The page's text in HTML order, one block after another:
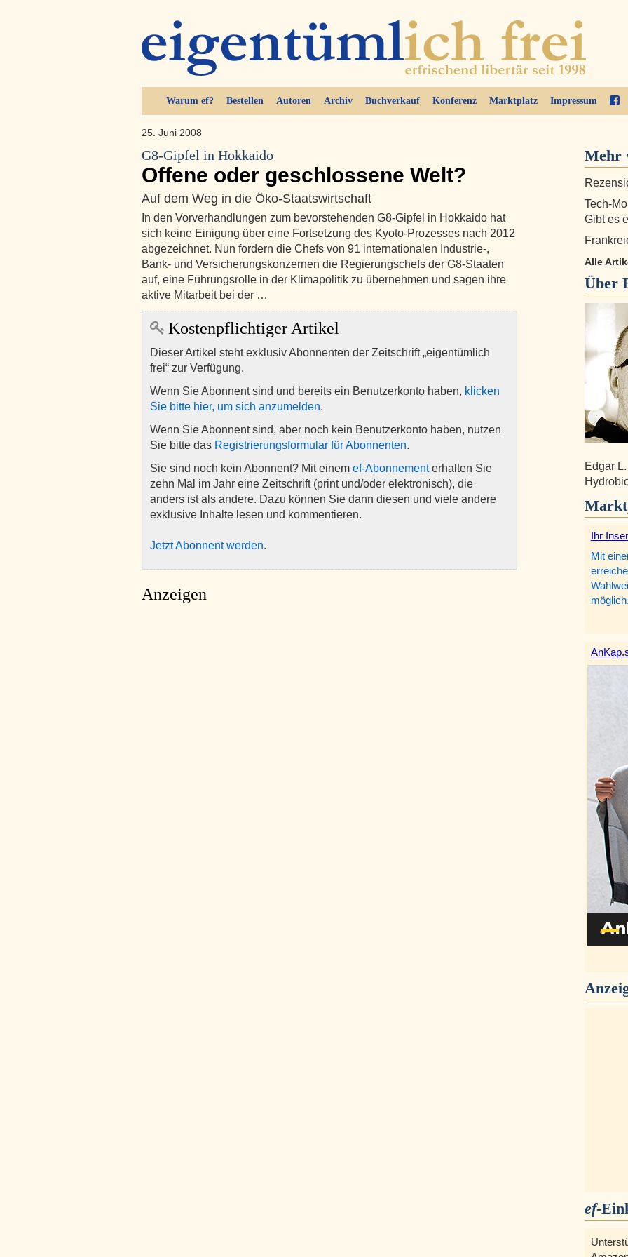
Warum ef? Bestellen Autoren Archiv Buchverkauf Konferenz Marktplatz Impressum
25. Juni 2008
G8-Gipfel in Hokkaido
Offene oder geschlossene Welt?
Auf dem Weg in die Öko-Staatswirtschaft
In den Vorverhandlungen zum bevorstehenden G8-Gipfel in Hokkaido hat
sich keine Einigung über eine Fortsetzung des Kyoto-Prozesses nach 2012
abgezeichnet. Nun fordern die Chefs von 91 internationalen Industrie-,
Bank- und Versicherungskonzernen die Regierungschefs der G8-Staaten
auf, eine Führungsrolle in der Klimapolitik zu übernehmen und sagen ihre
aktive Mitarbeit bei der …
Kostenpflichtiger Artikel
Dieser Artikel steht exklusiv Abonnenten der Zeitschrift „eigentümlich
frei“ zur Verfügung.
Wenn Sie Abonnent sind und bereits ein Benutzerkonto haben, klicken
Sie bitte hier, um sich anzumelden.
Wenn Sie Abonnent sind, aber noch kein Benutzerkonto haben, nutzen
Sie bitte das Registrierungsformular für Abonnenten.
Sie sind noch kein Abonnent? Mit einem ef-Abonnementerhalten Sie
zehn Mal im Jahr eine Zeitschrift (print und/oder elektronisch), die
anders ist als andere. Dazu können Sie dann diesen und viele andere
exklusive Inhalte lesen und kommentieren.
Jetzt Abonnent werden.
Anzeigen
Mehr
Tech-
Gibt es
Alle
Über
Edgar
Ihr
Mit
ef-